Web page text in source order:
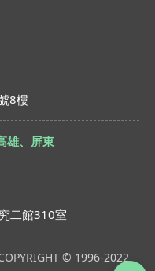
8樓
雄、屏東
二館310室
© 1996-2022